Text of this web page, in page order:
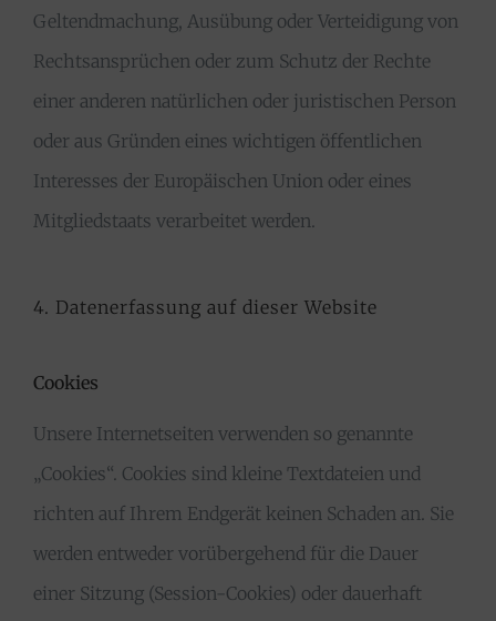
Geltendmachung, Ausübung oder Verteidigung von
Rechtsansprüchen oder zum Schutz der Rechte
einer anderen natürlichen oder juristischen Person
oder aus Gründen eines wichtigen öffentlichen
Interesses der Europäischen Union oder eines
Mitgliedstaats verarbeitet werden.
4. Datenerfassung auf dieser Website
Cookies
Unsere Internetseiten verwenden so genannte
„Cookies“. Cookies sind kleine Textdateien und
richten auf Ihrem Endgerät keinen Schaden an. Sie
werden entweder vorübergehend für die Dauer
einer Sitzung (Session-Cookies) oder dauerhaft